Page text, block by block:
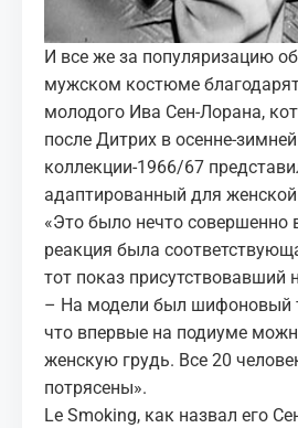
И все же за популяризацию
мужском костюме
молодого Ива Сен-Лорана,
после Дитрих в осенне-
коллекции-1966/67
адаптированный для
«Это было нечто совершенно
реакция была
тот показ присутствовавший
– На модели был шифоновый
что впервые на подиуме
женскую грудь. Все 20
потрясены».
Le Smoking, как назвал его